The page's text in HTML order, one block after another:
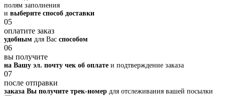
полям заполнения
и выберите способ доставки
05
оплатите заказ
удобным для Вас способом
06
вы получите
на Вашу эл. почту чек об оплате и подтверждение заказа
07
после отправки
заказа Вы получите трек-номер для отслеживания вашей посылки